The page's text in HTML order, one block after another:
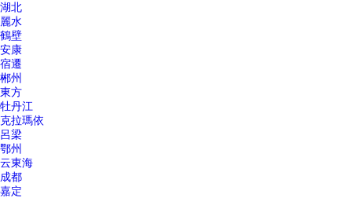
湖北
麗水
鶴壁
安康
宿遷
郴州
東方
牡丹江
克拉瑪依
呂梁
鄂州
云東海
成都
嘉定